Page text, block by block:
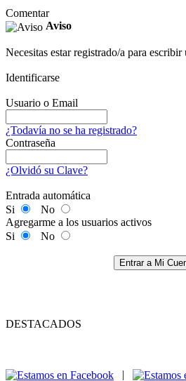
Comentar
Aviso
Necesitas estar registrado/a para
Identificarse
Usuario o Email
¿Todavía no se ha registrado?
Contraseña
¿Olvidó su Clave?
Entrada automática
Si
No
Agregarme a los usuarios activos
Si
No
Entrar a Mi
DESTACADOS
|